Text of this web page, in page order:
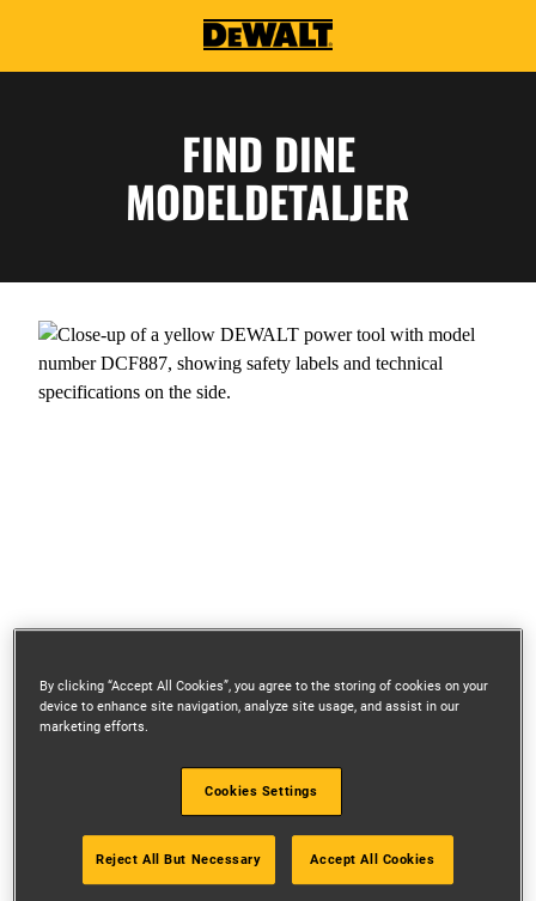
Skip to main content
FIND DINE
MODELDETALJER
MODELNUMMER
klassificeringsmærkaten for hvert produkt som
vist i eksemplet nedenfor. De starter altid med
By clicking “Accept All Cookies”, you agree to the storing of cookies on your
device to enhance site navigation, analyze site usage, and assist in our
marketing efforts.
Cookies Settings
Reject All But Necessary Accept All Cookies